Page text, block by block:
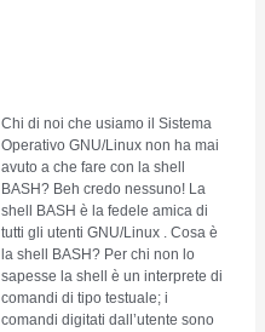
Chi di noi che usiamo il Sistema
Operativo GNU/Linux non ha mai
avuto a che fare con la shell
BASH? Beh credo nessuno! La
shell BASH è la fedele amica di
tutti gli utenti GNU/Linux . Cosa è
la shell BASH? Per chi non lo
sapesse la shell è un interprete di
comandi di tipo testuale; i
comandi digitati dall’utente sono